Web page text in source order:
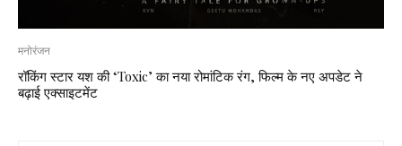
मनोरंजन
रॉकिंग स्टार यश की ‘Toxic’ का नया रोमांटिक रंग, फिल्म के नए अपडेट ने
बढ़ाई एक्साइटमेंट